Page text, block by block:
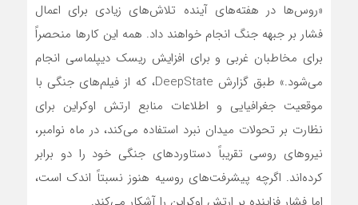
«روس‌ها در هفته‌های آینده تلاش‌های زیادی برای اعمال
فشار بر جبهه جنگ انجام خواهند داد. همه این کارها منحصراً
برای مخاطبان غربی و برای افزایش ریسک دیپلماسی انجام
می‌شود.» طبق گزارش DeepState، که از فیلم‌های جنگی با
موقعیت جغرافیایی و اطلاعات منابع ارتش اوکراین برای
نظارت بر تحولات میدان نبرد استفاده می‌کند، در ماه نوامبر،
نیروهای روسی تقریباً دستاوردهای جنگی خود را دو برابر
کرده‌اند. اگرچه پیشرفت‌های روسیه هنوز نسبتاً اندک است،